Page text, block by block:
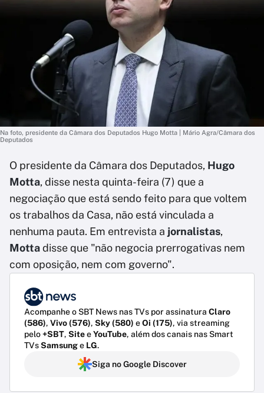
Na foto, presidente da Câmara dos Deputados Hugo Motta | Mário Agra/Câmara dos
Deputados
O presidente da Câmara dos Deputados, Hugo
Motta, disse nesta quinta-feira (7) que a
negociação que está sendo feito para que voltem
os trabalhos da Casa, não está vinculada a
nenhuma pauta. Em entrevista a jornalistas,
Mottadisse que "não negocia prerrogativas nem
com oposição, nem com governo".
Acompanhe o SBT News nas TVs por assinatura Claro
(586), Vivo (576), Sky (580) eOi (175), via streaming
pelo+SBT, SiteeYouTube, além dos canais nas Smart
TVsSamsunge LG.
Siga no Google Discover